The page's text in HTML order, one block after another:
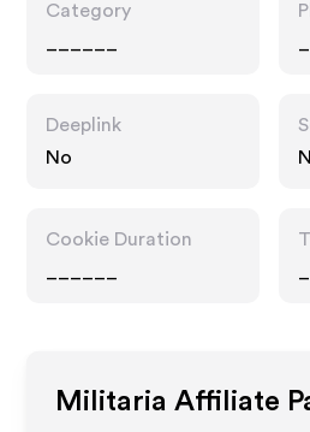
Category
Deeplink
No
Cookie Duration
Militaria Affiliate